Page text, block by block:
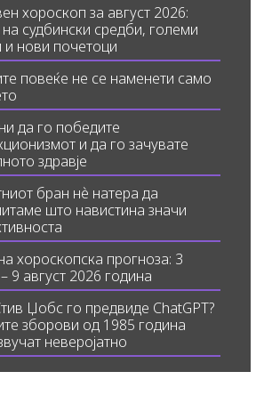
хороскоп за август 2026:
судбински средби, големи
и нови почетоци
повеќе не се наменети само
да го победите
и да го зачувате
здравје
бран нè натера да
што навистина значи
хороскопска прогноза: 3
9 август 2026 година
Џобс го предвиде ChatGPT?
зборови од 1985 година
неверојатно